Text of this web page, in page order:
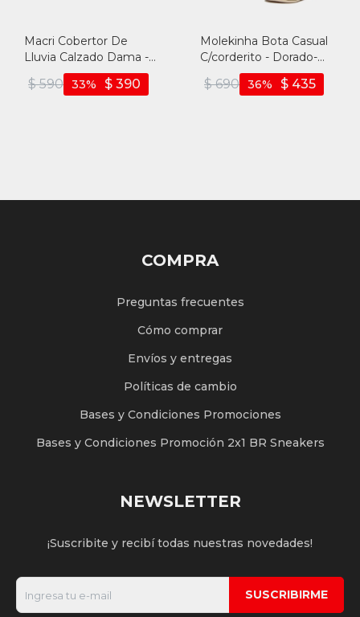
Macri Cobertor De
Lluvia Calzado Dama -
$ 590 $ 390
33
Molekinha Bota Casual
C/corderito - Dorado-
$ 690 $ 435
36
COMPRA
Preguntas frecuentes
Cómo comprar
Envíos y entregas
Políticas de cambio
Bases y Condiciones Promociones
Bases y Condiciones Promoción 2x1 BR Sneakers
NEWSLETTER
¡Suscribite y recibí todas nuestras novedades!
SUSCRIBIRME